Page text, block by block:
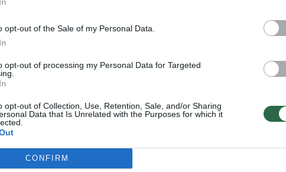
opt-out of the Sale of my Personal Data.
opt-out of processing my Personal Data for Targeted
opt-out of Collection, Use, Retention, Sale, and/or Sharing
Data that Is Unrelated with the Purposes for which it
CONFIRM
už pernai finale patirtą nesėkmę. Praėjusiais
bet lemiamose rungtynėse ilgai pirmavęs
ir per baudinyną nusileido „Serviti“ komandai
lygos čempionu tapo 2021 metais. Po to
metais aukso medalius laimėjo „Viljandi“ iš Estijos,
– Duobelės „Tenax“ iš Latvijos, 2025 metais